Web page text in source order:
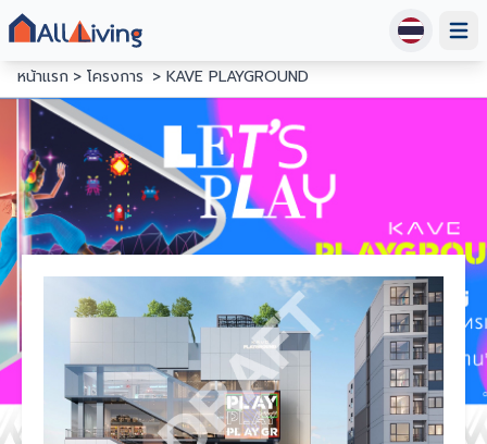
หน้าแรก
โครงการ KAVE PLAYGROUND